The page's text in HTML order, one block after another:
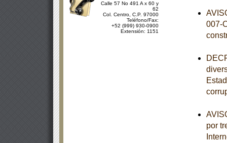
Calle 57 No 491 A x 60 y
62
Col. Centro, C.P. 97000
Teléfono/Fax:
+52 (999) 930-0900
Extensión: 1151
007-
por